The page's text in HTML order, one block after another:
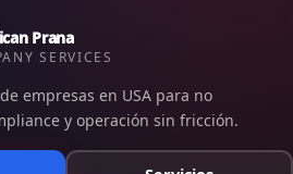
Prana
SERVICES
empresas en USA para no
y operación sin fricción.